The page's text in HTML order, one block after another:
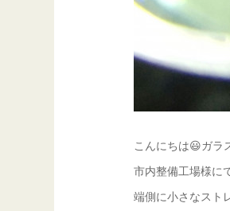
こんにちは😃ガラ
市内整備工場様に
端側に小さなスト